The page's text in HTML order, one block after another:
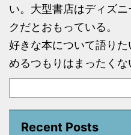
い。大型書店はディズ
クだとおもっている。
好きな本について語り
めるつもりはまったくな
Recent Posts